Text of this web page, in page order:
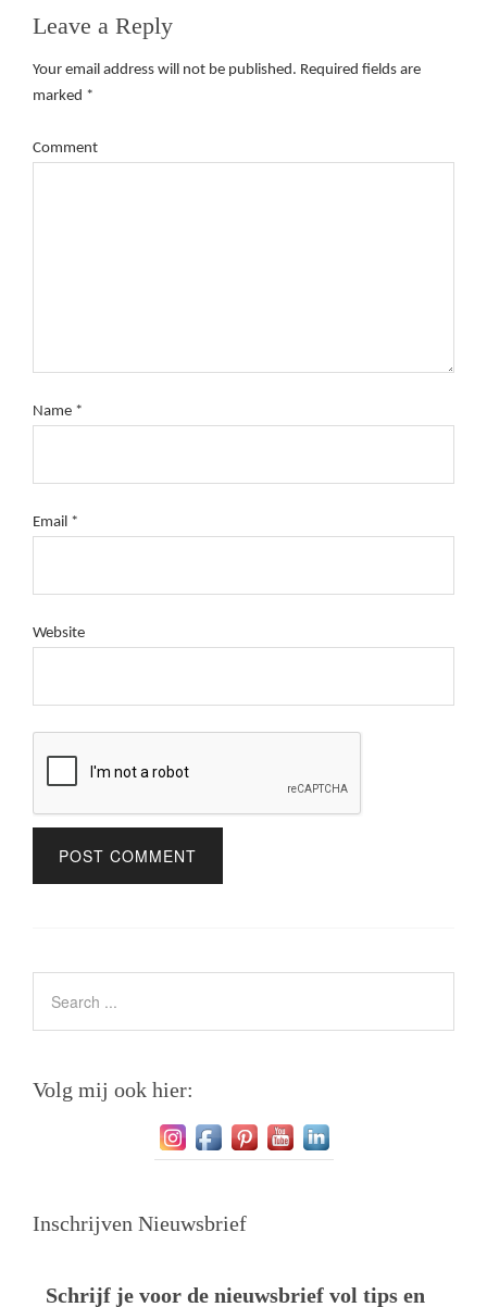
Leave a Reply
Your email address will not be published. Required fields are
marked *
Comment
Name *
Email *
Website
Volg mij ook hier:
Inschrijven Nieuwsbrief
Schrijf je voor de nieuwsbrief vol tips en